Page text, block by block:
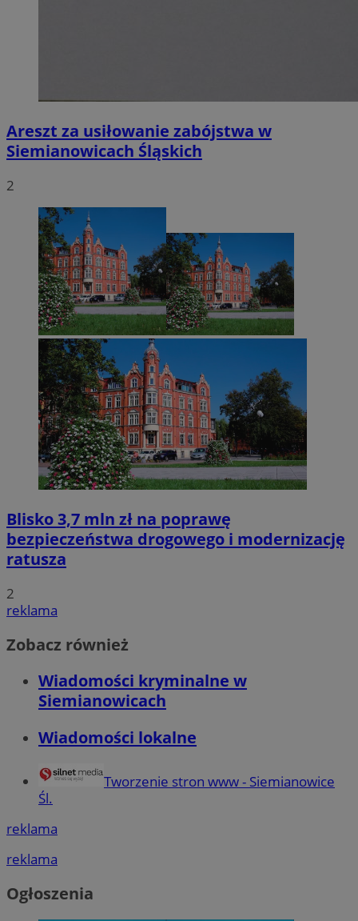
Areszt za usiłowanie zabójstwa w
Siemianowicach Śląskich
2
Blisko 3,7 mln zł na poprawę
bezpieczeństwa drogowego i modernizację
ratusza
2
reklama
Zobacz również
Wiadomości kryminalne w
Siemianowicach
Wiadomości lokalne
Tworzenie stron www - Siemianowice
Śl.
reklama
reklama
Ogłoszenia